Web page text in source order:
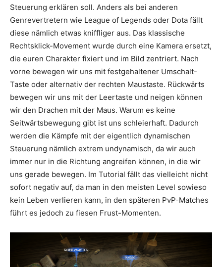
Steuerung erklären soll. Anders als bei anderen
Genrevertretern wie League of Legends oder Dota fällt
diese nämlich etwas kniffliger aus. Das klassische
Rechtsklick-Movement wurde durch eine Kamera ersetzt,
die euren Charakter fixiert und im Bild zentriert. Nach
vorne bewegen wir uns mit festgehaltener Umschalt-
Taste oder alternativ der rechten Maustaste. Rückwärts
bewegen wir uns mit der Leertaste und neigen können
wir den Drachen mit der Maus. Warum es keine
Seitwärtsbewegung gibt ist uns schleierhaft. Dadurch
werden die Kämpfe mit der eigentlich dynamischen
Steuerung nämlich extrem undynamisch, da wir auch
immer nur in die Richtung angreifen können, in die wir
uns gerade bewegen. Im Tutorial fällt das vielleicht nicht
sofort negativ auf, da man in den meisten Level sowieso
kein Leben verlieren kann, in den späteren PvP-Matches
führt es jedoch zu fiesen Frust-Momenten.